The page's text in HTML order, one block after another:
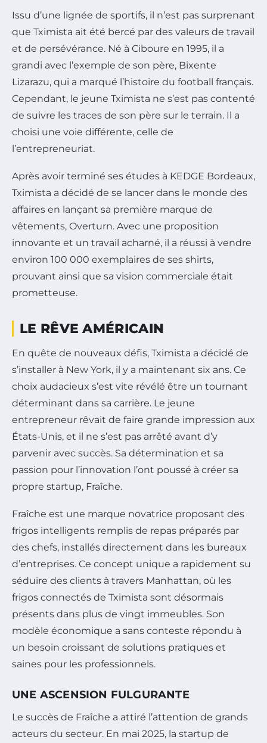
Issu d’une lignée de sportifs, il n’est pas surprenant
que Tximista ait été bercé par des valeurs de travail
et de persévérance. Né à Ciboure en 1995, il a
grandi avec l’exemple de son père, Bixente
Lizarazu, qui a marqué l’histoire du football français.
Cependant, le jeune Tximista ne s’est pas contenté
de suivre les traces de son père sur le terrain. Il a
choisi une voie différente, celle de
l’entrepreneuriat.
Après avoir terminé ses études à KEDGE Bordeaux,
Tximista a décidé de se lancer dans le monde des
affaires en lançant sa première marque de
vêtements, Overturn. Avec une proposition
innovante et un travail acharné, il a réussi à vendre
environ 100 000 exemplaires de ses shirts,
prouvant ainsi que sa vision commerciale était
prometteuse.
LE RÊVE AMÉRICAIN
En quête de nouveaux défis, Tximista a décidé de
s’installer à New York, il y a maintenant six ans. Ce
choix audacieux s’est vite révélé être un tournant
déterminant dans sa carrière. Le jeune
entrepreneur rêvait de faire grande impression aux
États-Unis, et il ne s’est pas arrêté avant d’y
parvenir avec succès. Sa détermination et sa
passion pour l’innovation l’ont poussé à créer sa
propre startup, Fraîche.
Fraîche est une marque novatrice proposant des
frigos intelligents remplis de repas préparés par
des chefs, installés directement dans les bureaux
d’entreprises. Ce concept unique a rapidement su
séduire des clients à travers Manhattan, où les
frigos connectés de Tximista sont désormais
présents dans plus de vingt immeubles. Son
modèle économique a sans conteste répondu à
un besoin croissant de solutions pratiques et
saines pour les professionnels.
UNE ASCENSION FULGURANTE
Le succès de Fraîche a attiré l’attention de grands
acteurs du secteur. En mai 2025, la startup de